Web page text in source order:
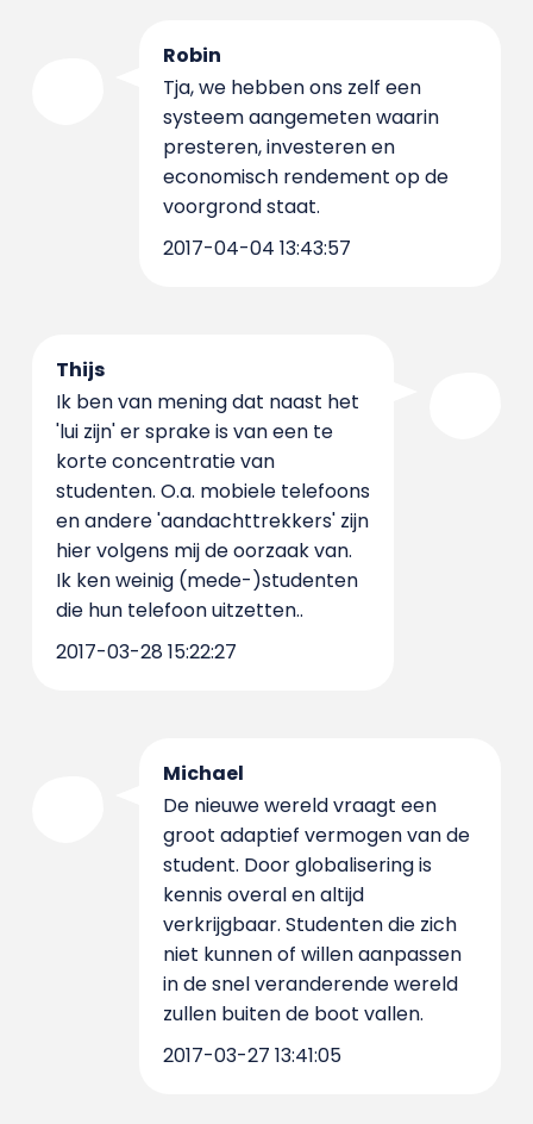
Robin
Tja, we hebben ons zelf een
systeem aangemeten waarin
presteren, investeren en
economisch rendement op de
voorgrond staat.
2017-04-04 13:43:57
Thijs
Ik ben van mening dat naast het
'lui zijn' er sprake is van een te
korte concentratie van
studenten. O.a. mobiele telefoons
en andere 'aandachttrekkers' zijn
hier volgens mij de oorzaak van.
Ik ken weinig (mede-)studenten
die hun telefoon uitzetten..
2017-03-28 15:22:27
Michael
De nieuwe wereld vraagt een
groot adaptief vermogen van de
student. Door globalisering is
kennis overal en altijd
verkrijgbaar. Studenten die zich
niet kunnen of willen aanpassen
in de snel veranderende wereld
zullen buiten de boot vallen.
2017-03-27 13:41:05